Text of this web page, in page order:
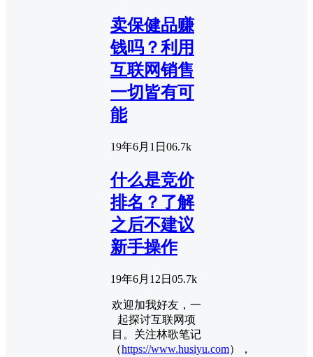
卖保健品赚
钱吗？利用
互联网销售
一切皆有可
能
19年6月1日 06.7k
什么是竞价
排名？了解
之后不建议
新手操作
19年6月12日 05.7k
欢迎加我好友，一
起探讨互联网项
目。关注林歌笔记
（https://www.husiyu.com），